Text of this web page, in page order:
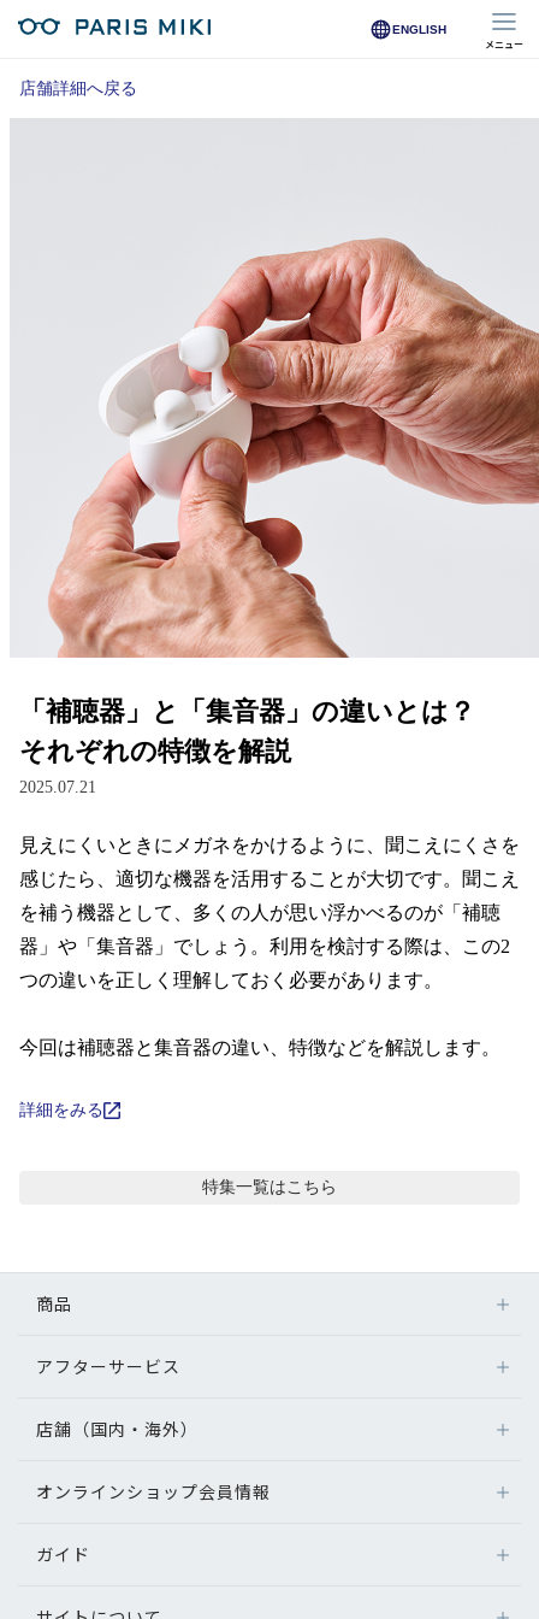
ENGLISH
メニュー
マイページ
※オンラインで会員登録された方
店舗検索/来店予約
商品を探す
メガネ
レンズ
サングラス
補聴器
グッズ・小物
ブランドを探す
レビュー
ブログ
店舗詳細へ戻る
「補聴器」と「集音器」の違いとは？
それぞれの特徴を解説
2025.07.21
見えにくいときにメガネをかけるように、聞こえにくさを
感じたら、適切な機器を活用することが大切です。聞こえ
を補う機器として、多くの人が思い浮かべるのが「補聴
器」や「集音器」でしょう。利用を検討する際は、この2
つの違いを正しく理解しておく必要があります。
今回は補聴器と集音器の違い、特徴などを解説します。
詳細をみる
特集一覧はこちら
商品
メガネ
サングラス
補聴器
グッズ・小物
アフターサービス
アフターサービス
メガネの不具合、修理について
補聴器に関するアフターサービス
店舗（国内・海外）
店舗検索
オンラインショップ会員情報
ログイン
ガイド